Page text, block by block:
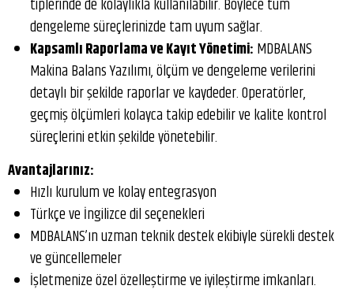
tiplerinde de kolaylıkla kullanılabilir. Böylece tüm
dengeleme süreçlerinizde tam uyum sağlar.
Kapsamlı Raporlama ve Kayıt Yönetimi: MDBALANS
Makina Balans Yazılımı, ölçüm ve dengeleme verilerini
detaylı bir şekilde raporlar ve kaydeder. Operatörler,
geçmiş ölçümleri kolayca takip edebilir ve kalite kontrol
süreçlerini etkin şekilde yönetebilir.
Avantajlarınız:
Hızlı kurulum ve kolay entegrasyon
Türkçe ve İngilizce dil seçenekleri
MDBALANS’ın uzman teknik destek ekibiyle sürekli destek
ve güncellemeler
İşletmenize özel özelleştirme ve iyileştirme imkanları.